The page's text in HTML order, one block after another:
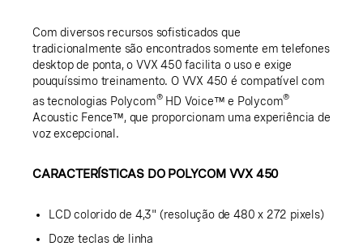
Com diversos recursos sofisticados que
tradicionalmente são encontrados somente em telefones
desktop de ponta, o VVX 450 facilita o uso e exige
pouquíssimo treinamento. O VVX 450 é compatível com
as tecnologias Polycom®HD Voice™ e Polycom®
Acoustic Fence™, que proporcionam uma experiência de
voz excepcional.
CARACTERÍSTICAS DO POLYCOM VVX 450
LCD colorido de 4,3" (resolução de 480 x 272 pixels)
Doze teclas de linha